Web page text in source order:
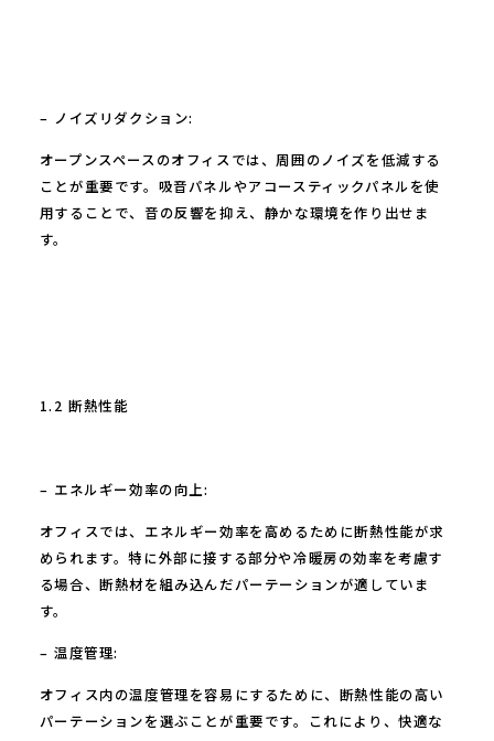
– ノイズリダクション:
オープンスペースのオフィスでは、周囲のノイズを低減する
ことが重要です。吸音パネルやアコースティックパネルを使
用することで、音の反響を抑え、静かな環境を作り出せま
す。
1.2 断熱性能
– エネルギー効率の向上:
オフィスでは、エネルギー効率を高めるために断熱性能が求
められます。特に外部に接する部分や冷暖房の効率を考慮す
る場合、断熱材を組み込んだパーテーションが適していま
す。
– 温度管理:
オフィス内の温度管理を容易にするために、断熱性能の高い
パーテーションを選ぶことが重要です。これにより、快適な